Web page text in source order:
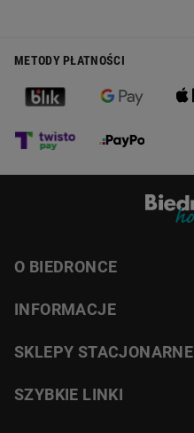
METODY PŁATNOŚCI
O BIEDRONCE
INFORMACJE
SKLEPY STACJONARNE
SZYBKIE LINKI